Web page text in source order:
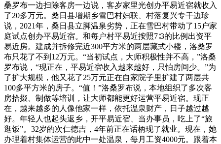
桑罗布一边扫除客房一边说，客岁家里光创办平易近宿就收入
了20多万元。桑日县增期乡雪巴村妇联、村落复兴专干边珍
说，2021年，桑日县立脚温泉劣势，正在雪巴村带动了15户家
庭试点创办平易近宿。和每户村平易近按照7∶3的比例出资平
易近房。建成并拆修完近300平方米的两层藏式小楼，洛桑罗
布只花了不到12万元。“当初试点，大师积极性并不高，”洛桑
罗布说，“现正在，平易近宿收入越来越好，只怕房间少。”为
了扩大规模，他又花了25万元正在自家院子里扩建了两层共
100多平方米的房子。“值！”洛桑罗布说，本地组织了多次客
房拾掇、制做等培训，让大师都能更好运营平易近宿。现正
在，越来越多的人像他家一样，依托温泉财产，日子越过越
好。年轻人也起头返乡，开平易近宿、当办事员，吃上了“旅
逛饭”。32岁的次仁德吉，4年前正在话柄现了就业。现在，她
办理着村集体运营的此中一处温泉，每月工资4000元。跟着本